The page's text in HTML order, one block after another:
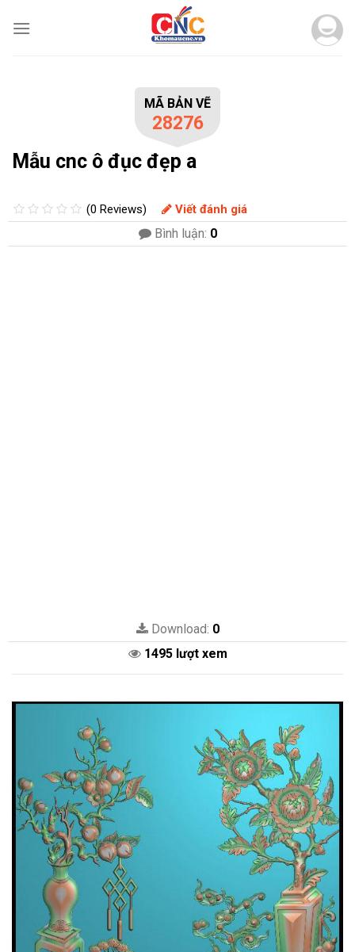
MÃ BẢN VẼ
28276
Mẫu cnc ô đục đẹp a
(0 Reviews) Viết đánh giá
Bình luận: 0
Download: 0
1495 lượt xem